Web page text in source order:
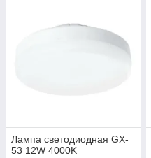
Лампа светодиодная GX-
53 12W 4000K